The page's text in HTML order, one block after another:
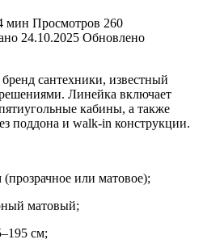
мин Просмотров 260
24.10.2025 Обновлено
сантехники, известный
Линейка включает
кабины, а также
поддона и walk-in конструкции.
или матовое);
матовый;
см;